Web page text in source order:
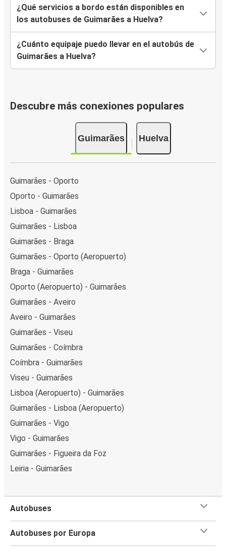
¿Qué servicios a bordo están disponibles en
los autobuses de Guimarães a Huelva?
¿Cuánto equipaje puedo llevar en el autobús de
Guimarães a Huelva?
Descubre más conexiones populares
Guimarães Huelva
Guimarães - Oporto
Oporto - Guimarães
Lisboa - Guimarães
Guimarães - Lisboa
Guimarães - Braga
Guimarães - Oporto (Aeropuerto)
Braga - Guimarães
Oporto (Aeropuerto) - Guimarães
Guimarães - Aveiro
Aveiro - Guimarães
Guimarães - Viseu
Guimarães - Coímbra
Coímbra - Guimarães
Viseu - Guimarães
Lisboa (Aeropuerto) - Guimarães
Guimarães - Lisboa (Aeropuerto)
Guimarães - Vigo
Vigo - Guimarães
Guimarães - Figueira da Foz
Leiria - Guimarães
Autobuses
Autobuses por Europa